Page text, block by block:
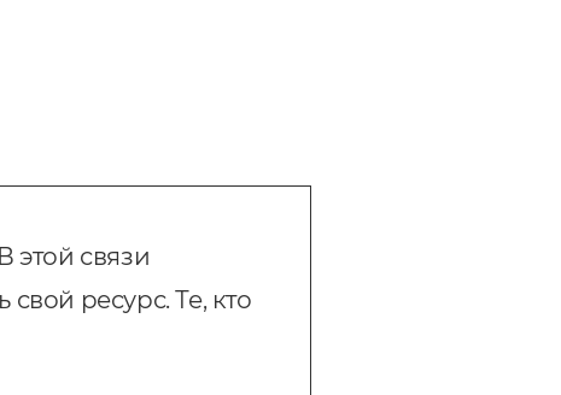
этой связи
ресурс. Те, кто